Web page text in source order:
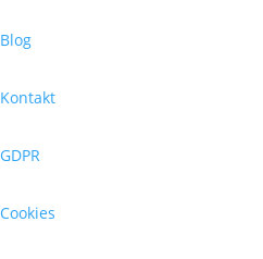
Blog
Kontakt
GDPR
Cookies